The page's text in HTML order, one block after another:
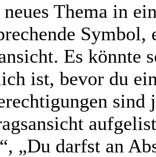
Thema in
Es könnte
ist, bevor du
sind
„Du darfst an